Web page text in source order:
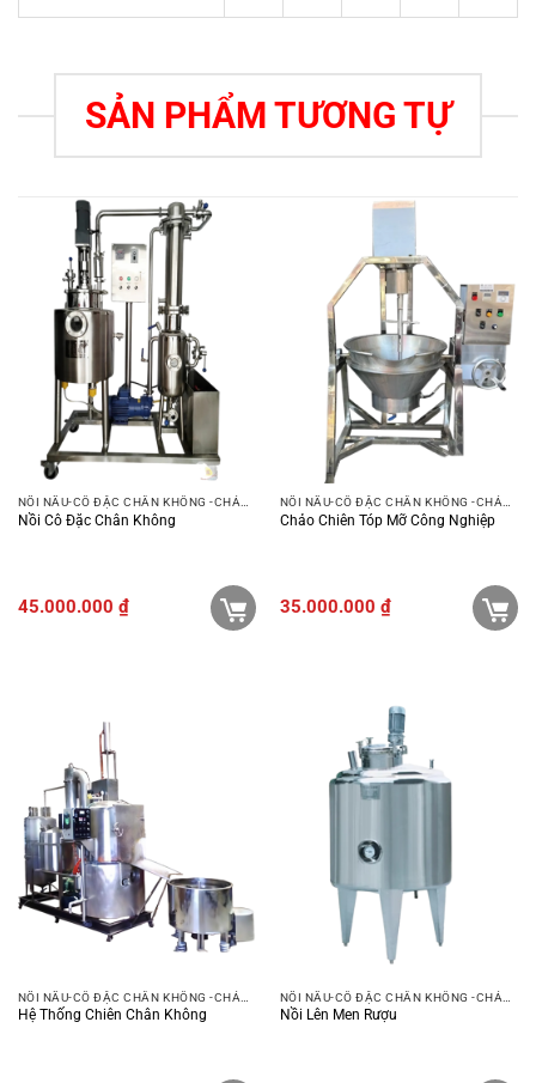
SẢN PHẨM TƯƠNG TỰ
Nồi Cô Đặc Chân Không
45.000.000 ₫
Chảo Chiên Tóp Mỡ Công Nghiệp
35.000.000 ₫
Hệ Thống Chiên Chân Không Nồi Lên Men Rượu